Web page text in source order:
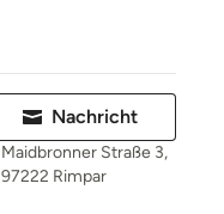
Nachricht
Maidbronner Straße 3,
97222 Rimpar